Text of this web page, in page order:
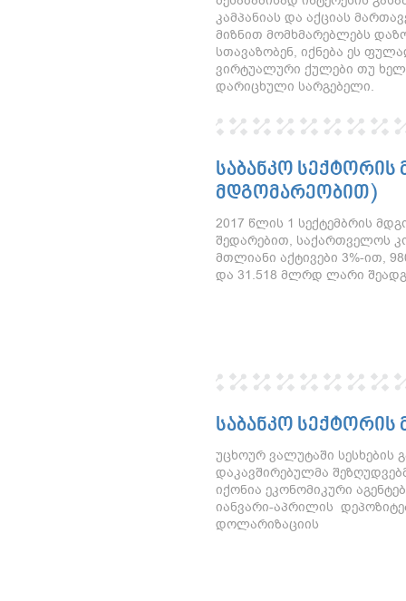
კამპანიას და აქციას
მიზნით მომხმარებლებს
სთავაზობენ, იქნება ეს
ვირტუალური ქულები თუ
დარიცხული სარგებელი.
ᲡᲐᲑᲐᲜᲙᲝ ᲡᲔᲥᲢᲝᲠᲘᲡ
ᲛᲓᲒᲝᲛᲐᲠᲔᲝᲑᲘᲗ)
2017 წლის 1 სექტემბრის
შედარებით, საქართველოს
მთლიანი აქტივები 3%-ით,
და 31.518 მლრდ ლარი
ᲡᲐᲑᲐᲜᲙᲝ ᲡᲔᲥᲢᲝᲠᲘᲡ
უცხოურ ვალუტაში სესხების
დაკავშირებულმა
იქონია ეკონომიკური
იანვარი-აპრილის
დოლარიზაციის